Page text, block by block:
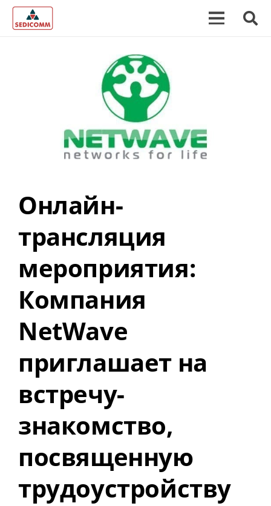
Онлайн-
трансляция
мероприятия:
Компания
NetWave
приглашает на
встречу-
знакомство,
посвященную
трудоустройству